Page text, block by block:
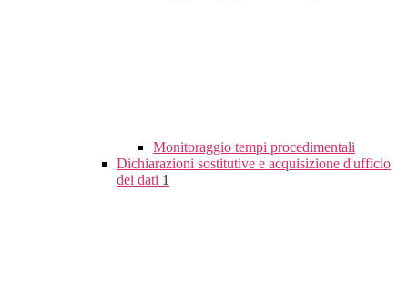
Monitoraggio tempi procedimentali
Dichiarazioni sostitutive e acquisizione d'ufficio
dei dati 1